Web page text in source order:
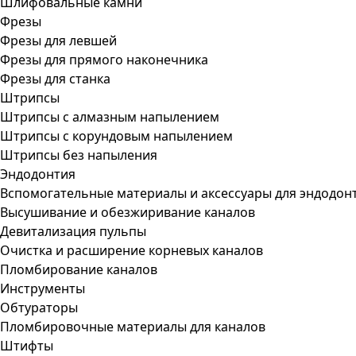
Фрезы
Фрезы для левшей
Фрезы для прямого наконечника
Фрезы для станка
Штрипсы
Штрипсы c алмазным напылением
Штрипсы c корундовым напылением
Штрипсы без напыления
Эндодонтия
Вспомогательные материалы и аксессуары для
Высушивание и обезжиривание каналов
Девитализация пульпы
Очистка и расширение корневых каналов
Пломбирование каналов
Инструменты
Обтураторы
Пломбировочные материалы для каналов
Штифты